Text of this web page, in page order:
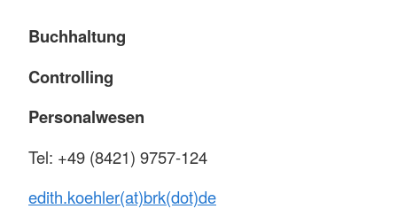
Buchhaltung
Controlling
Personalwesen
Tel: +49 (8421) 9757-124
edith.koehler(at)brk(dot)de